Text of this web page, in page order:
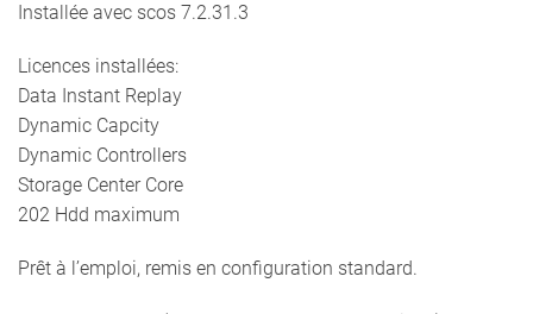
Installée avec scos 7.2.31.3
Licences installées:
Data Instant Replay
Dynamic Capcity
Dynamic Controllers
Storage Center Core
202 Hdd maximum
Prêt à l’emploi, remis en configuration standard.